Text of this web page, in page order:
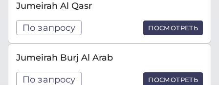
Jumeirah Al Qasr
По запросу ПОСМОТРЕТЬ
Jumeirah Burj Al Arab
По запросу ПОСМОТРЕТЬ